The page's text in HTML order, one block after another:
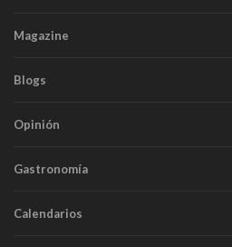
Magazine
Blogs
Opinión
Gastronomía
Calendarios